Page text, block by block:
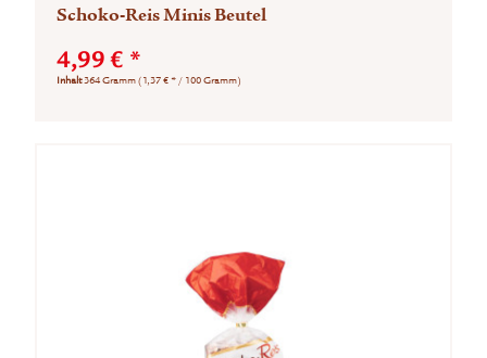
Schoko-Reis Minis Beutel
4,99 € *
Inhalt364 Gramm(1,37 € * / 100 Gramm)